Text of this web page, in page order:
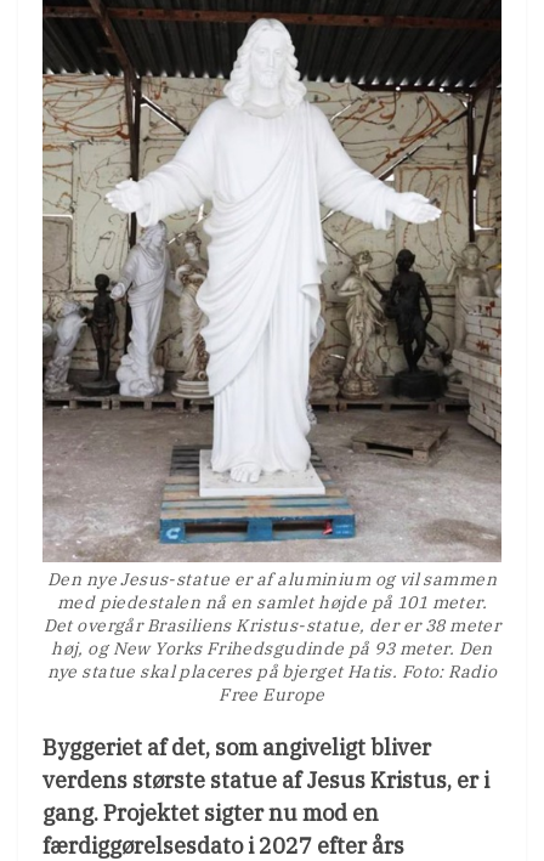
Den nye Jesus-statue er af aluminium og vil sammen
med piedestalen nå en samlet højde på 101 meter.
Det overgår Brasiliens Kristus-statue, der er 38 meter
høj, og New Yorks Frihedsgudinde på 93 meter. Den
nye statue skal placeres på bjerget Hatis. Foto: Radio
Free Europe
Byggeriet af det, som angiveligt bliver
verdens største statue af Jesus Kristus, er i
gang. Projektet sigter nu mod en
færdiggørelsesdato i 2027 efter års